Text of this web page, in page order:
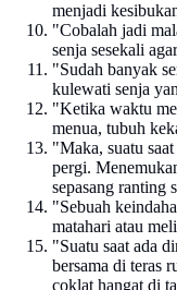
menjadi
"Cobalah jadi
senja sesekali
"Sudah banyak
kulewati senja
"Ketika waktu
menua, tubuh
"Maka, suatu
pergi.
sepasang ranting
"Sebuah
matahari atau
"Suatu saat ada
bersama di teras
coklat hangat di